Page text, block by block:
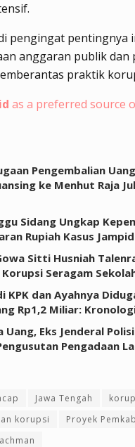
pengingat pentingnya
anggaran publik dan
praktik
as a preferred source
Pengembalian
ke Menhut Raja
Sidang Ungkap
Rupiah Kasus
Sitti Husniah
Korupsi Seragam
KPK dan Ayahnya
Rp1,2 Miliar:
Uang, Eks Jenderal
Pengadaan
Jawa Tengah
korupsi
Proyek Pemkab